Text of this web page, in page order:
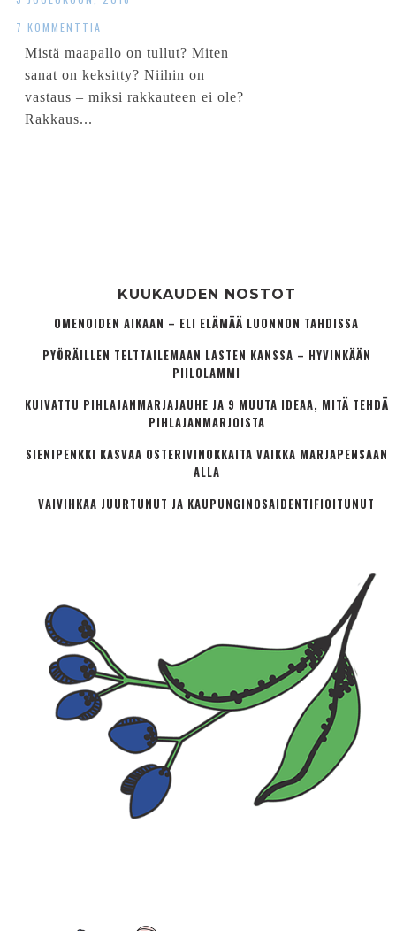
7 KOMMENTTIA
Mistä maapallo on tullut? Miten
sanat on keksitty? Niihin on
vastaus – miksi rakkauteen ei ole?
Rakkaus...
KUUKAUDEN NOSTOT
OMENOIDEN AIKAAN – ELI ELÄMÄÄ LUONNON TAHDISSA
PYÖRÄILLEN TELTTAILEMAAN LASTEN KANSSA – HYVINKÄÄN
PIILOLAMMI
KUIVATTU PIHLAJANMARJAJAUHE JA 9 MUUTA IDEAA, MITÄ TEHDÄ
PIHLAJANMARJOISTA
SIENIPENKKI KASVAA OSTERIVINOKKAITA VAIKKA MARJAPENSAAN
ALLA
VAIVIHKAA JUURTUNUT JA KAUPUNGINOSA­IDENTIFIOITUNUT